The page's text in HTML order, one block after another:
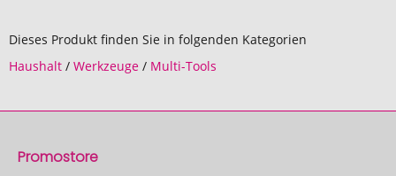
Dieses Produkt finden Sie in folgenden Kategorien
Haushalt / Werkzeuge / Multi-Tools
Promostore